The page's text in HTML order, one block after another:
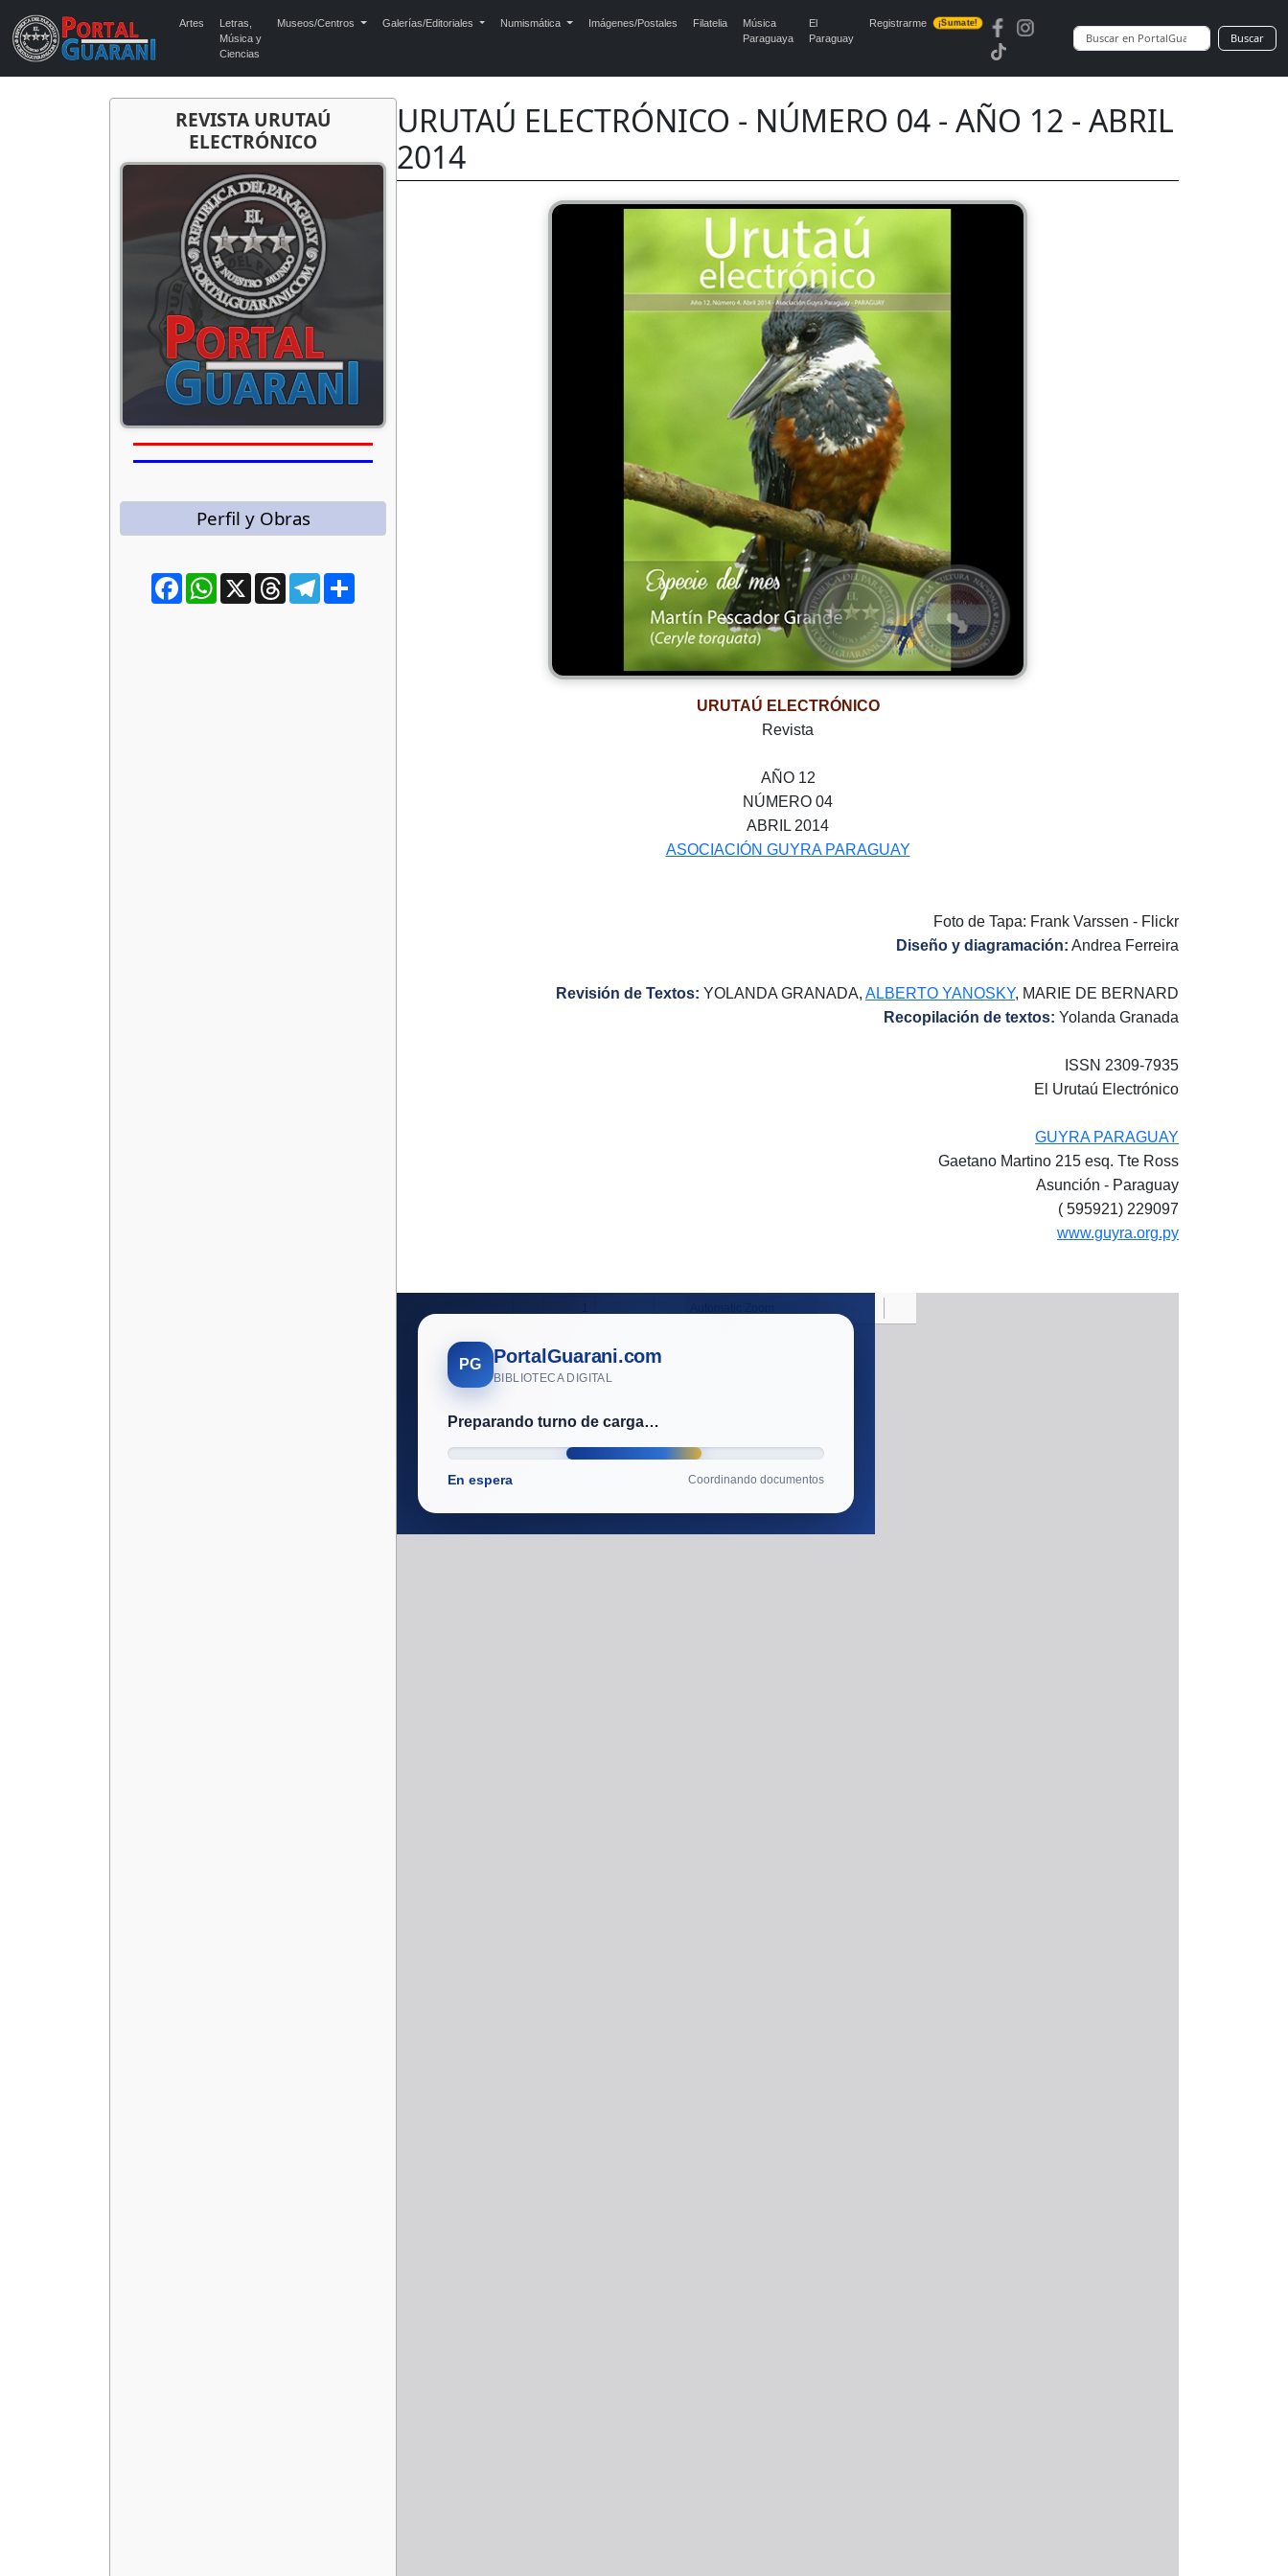
Artes
Letras,
Música y
Ciencias
Museos/Centros Galerías/Editoriales Numismática Imágenes/Postales Filatelia
Música
Paraguaya
El
Paraguay
Registrarme ¡Sumate!
Buscar
REVISTA URUTAÚ
ELECTRÓNICO
Perfil y Obras
FacebookWhatsApp
X ThreadsTelegram
URUTAÚ ELECTRÓNICO - NÚMERO 04 - AÑO 12 - ABRIL
2014
URUTAÚ ELECTRÓNICO
Revista
AÑO 12
NÚMERO 04
ABRIL 2014
ASOCIACIÓN GUYRA PARAGUAY
Foto de Tapa: Frank Varssen - Flickr
Diseño y diagramación: Andrea Ferreira
Revisión de Textos: YOLANDA GRANADA, ALBERTO YANOSKY, MARIE DE BERNARD
Recopilación de textos: Yolanda Granada
ISSN 2309-7935
El Urutaú Electrónico
GUYRA PARAGUAY
Gaetano Martino 215 esq. Tte Ross
Asunción - Paraguay
( 595921) 229097
www.guyra.org.py